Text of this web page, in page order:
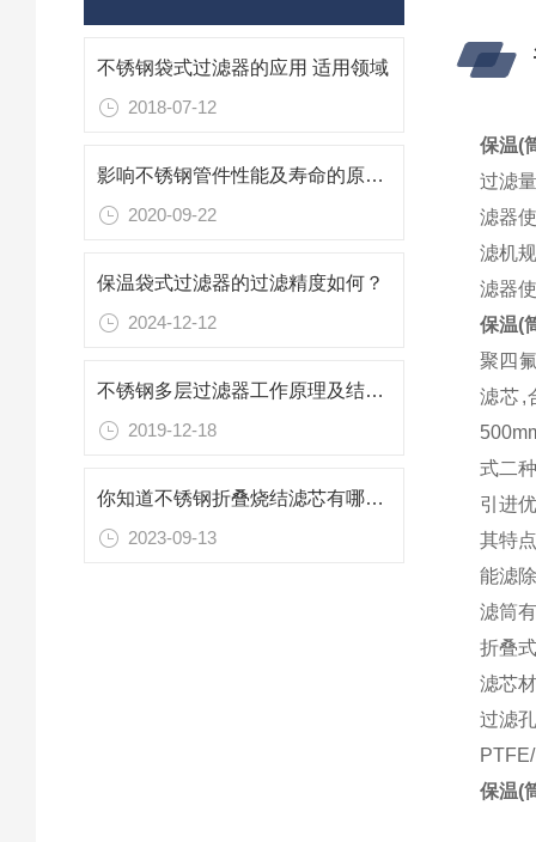
不锈钢袋式过滤器的应用 适用领域
2018-07-12
影响不锈钢管件性能及寿命的原因一起来了解一下
2020-09-22
保温袋式过滤器的过滤精度如何？
2024-12-12
不锈钢多层过滤器工作原理及结构特点你知道么
2019-12-18
你知道不锈钢折叠烧结滤芯有哪些优点么？
2023-09-13
保温(
过滤
滤器
滤机
滤器
保温(
聚四
滤芯,
式二
引进
其特
能滤
滤筒
折叠
滤芯
过滤
保温(